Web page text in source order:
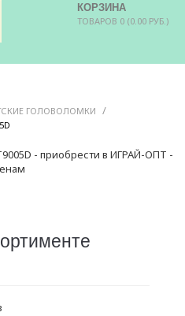
КОРЗИНА
ТОВАРОВ 0 (0.00 РУБ.)
ГОЛОВОЛОМКИ /